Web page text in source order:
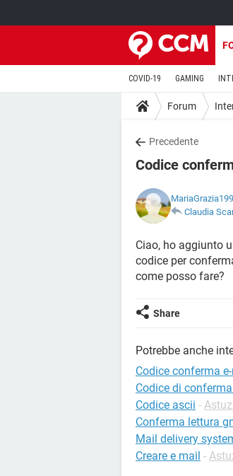
COVID-19 GAMING
Forum
Precedente
Codice
Claudia
Ciao, ho aggiunto
codice per
come posso fare?
Share
Potrebbe anche
Codice conferma
Codice di
Codice ascii -
Conferma lettura
Mail delivery
Creare e mail -